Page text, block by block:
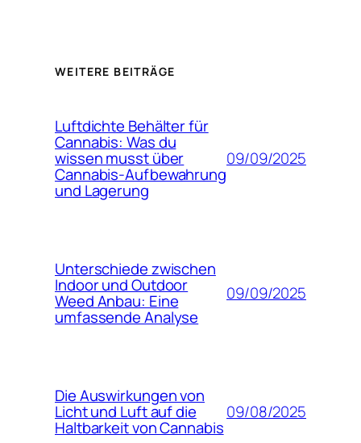
WEITERE BEITRÄGE
Luftdichte Behälter für
Cannabis: Was du
wissen musst über
Cannabis-Aufbewahrung
und Lagerung
09/09/2025
Unterschiede zwischen
Indoor und Outdoor
Weed Anbau: Eine
umfassende Analyse
09/09/2025
Die Auswirkungen von
Licht und Luft auf die
Haltbarkeit von Cannabis
09/08/2025